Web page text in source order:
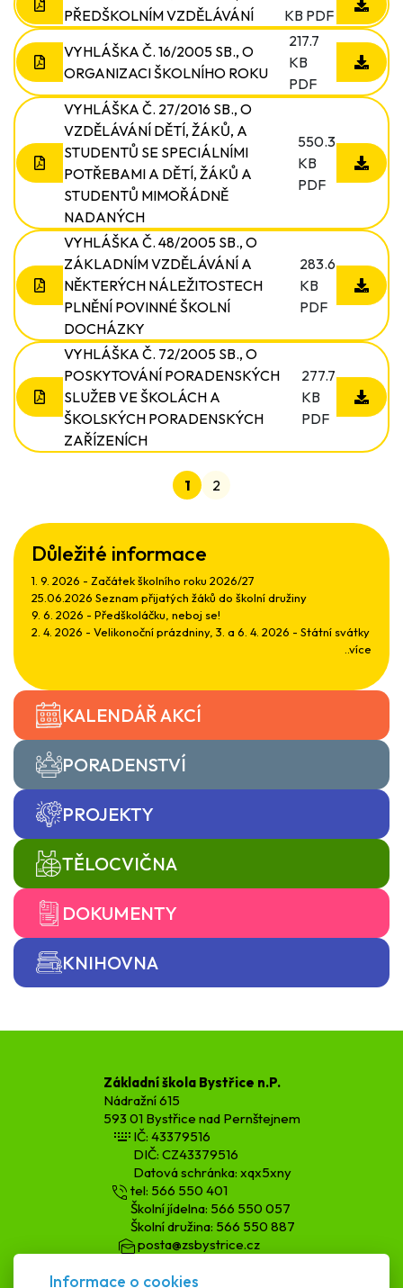
Důležité informace
1. 9. 2026 - Začátek školního roku 2026/27
25.06.2026 Seznam přijatých žáků do školní družiny
9. 6. 2026 - Předškoláčku, neboj se!
2. 4. 2026 - Velikonoční prázdniny, 3. a 6. 4. 2026 - Státní svátky
..více
KALENDÁŘ AKCÍ
PORADENSTVÍ
PROJEKTY
TĚLOCVIČNA
DOKUMENTY
KNIHOVNA
PŘEDŠKOLNÍM VZDĚLÁVÁNÍ
KB PDF
VYHLÁŠKA Č. 16/2005 SB., O
ORGANIZACI ŠKOLNÍHO ROKU
217.7
KB
PDF
VYHLÁŠKA Č. 27/2016 SB., O
VZDĚLÁVÁNÍ DĚTÍ, ŽÁKŮ, A
STUDENTŮ SE SPECIÁLNÍMI
POTŘEBAMI A DĚTÍ, ŽÁKŮ A
STUDENTŮ MIMOŘÁDNĚ
NADANÝCH
550.3
KB
PDF
VYHLÁŠKA Č. 48/2005 SB., O
ZÁKLADNÍM VZDĚLÁVÁNÍ A
NĚKTERÝCH NÁLEŽITOSTECH
PLNĚNÍ POVINNÉ ŠKOLNÍ
DOCHÁZKY
283.6
KB
PDF
VYHLÁŠKA Č. 72/2005 SB., O
POSKYTOVÁNÍ PORADENSKÝCH
SLUŽEB VE ŠKOLÁCH A
ŠKOLSKÝCH PORADENSKÝCH
ZAŘÍZENÍCH
277.7
KB
PDF
1 2
Základní škola Bystřice n.P.
Nádražní 615
593 01 Bystřice nad Pernštejnem
IČ: 43379516
DIČ: CZ43379516
Datová schránka: xqx5xny
tel: 566 550 401
Školní jídelna: 566 550 057
Školní družina: 566 550 887
posta@zsbystrice.cz
podatelna@zsbystrice.cz
Informace o cookies